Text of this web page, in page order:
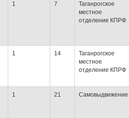
1 7
Таганрогское
местное
отделение КПРФ
1 14
Таганрогское
местное
отделение КПРФ
1 21 Самовыдвижение